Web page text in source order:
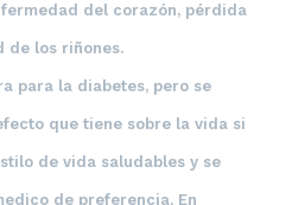
del corazón, pérdida
de los riñones.
para la diabetes, pero se
que tiene sobre la vida si
de vida saludables y se
de preferencia. En